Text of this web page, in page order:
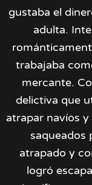
gustaba el
adulta.
trabajaba
mercante.
delictiva que
atrapar navíos y
saqueados
atrapado y
logró